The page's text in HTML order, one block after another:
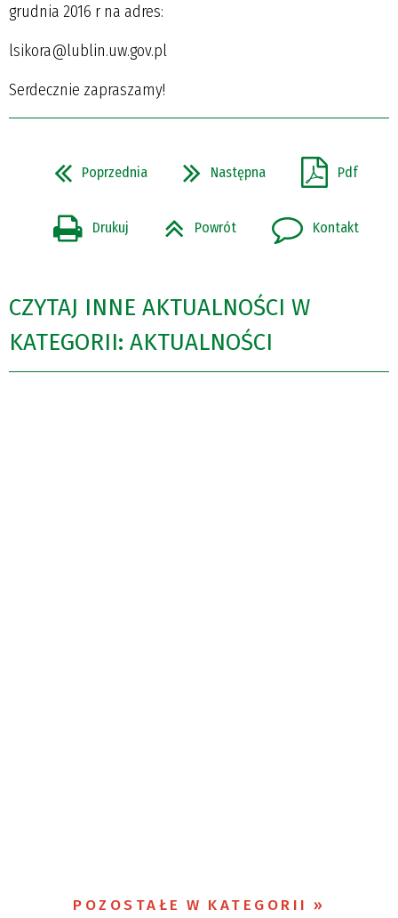
grudnia 2016 r na adres:
lsikora@lublin.uw.gov.pl
Serdecznie zapraszamy!
Poprzednia Następna Pdf
Drukuj Powrót Kontakt
CZYTAJ INNE AKTUALNOŚCI W
KATEGORII: AKTUALNOŚCI
POZOSTAŁE W KATEGORII